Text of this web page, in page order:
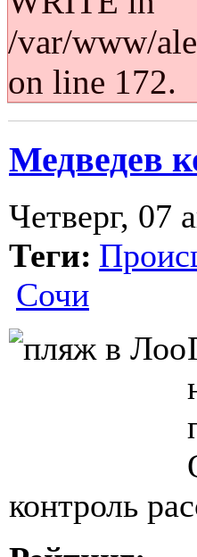
/var/www/
on line 172.
Медведев
Четверг, 07
Теги:
Сочи
контроль